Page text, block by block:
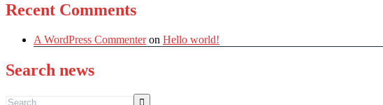
Recent Comments
A WordPress Commenteron Hello world!
Search news